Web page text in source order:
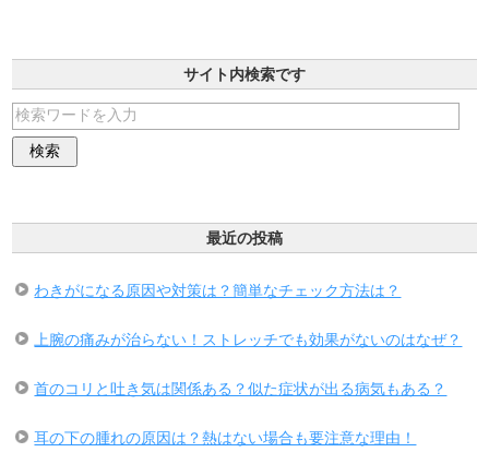
サイト内検索です
最近の投稿
わきがになる原因や対策は？簡単なチェック方法は？
上腕の痛みが治らない！ストレッチでも効果がないのはなぜ？
首のコリと吐き気は関係ある？似た症状が出る病気もある？
耳の下の腫れの原因は？熱はない場合も要注意な理由！